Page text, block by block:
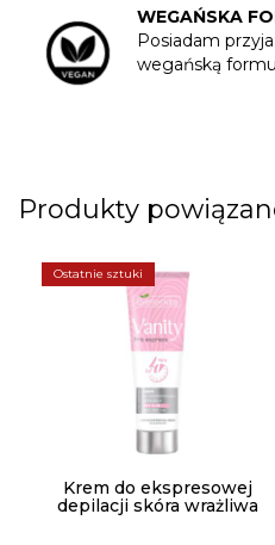
WEGAŃSKA
Posiadam
wegańską
Produkty
Ostatnie sztuki
Krem do ekspresowej
depilacji skóra wrażliwa